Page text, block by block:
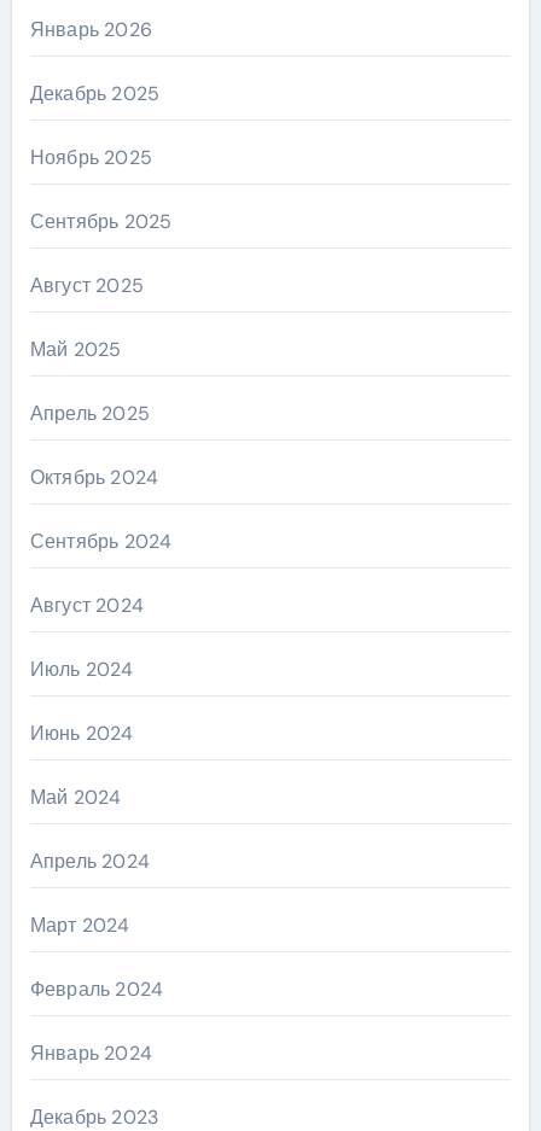
Январь 2026
Декабрь 2025
Ноябрь 2025
Сентябрь 2025
Август 2025
Май 2025
Апрель 2025
Октябрь 2024
Сентябрь 2024
Август 2024
Июль 2024
Июнь 2024
Май 2024
Апрель 2024
Март 2024
Февраль 2024
Январь 2024
Декабрь 2023